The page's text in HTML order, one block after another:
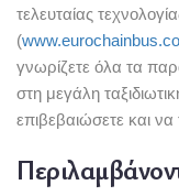
τελευταίας
(
γνωρίζετε όλα τα
στη μεγάλη
επιβεβαιώσετε και